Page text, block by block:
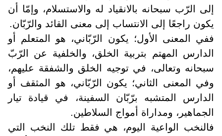
إلى الرّب سبحانه بالانقياد له والاستسلام، وإمّا أن
يكون راجعًا إلى الانتساب إلى معنى القائد والرّبّان.
ففي المعنى الأول؛ يكون الرّبّاني، هو المتعلم أو
الدارس المهتم بتربية الخلق، والخلفية عن الرّبّ
سبحانه وتعالى، في توجيه الخلق والشفقة عليهم،
وفي المعنى الثاني؛ يكون الرّبّاني، هو المثقف أو
الدارس المتشبه برّبّان السفينة، في قيادة تيار
الجماهير، ومداراة أمواج السلاطين.
فالنخب الواعية اليوم، هي فقط تلك النخب التي